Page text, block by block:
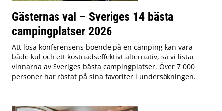
Gästernas val – Sveriges 14 bästa
campingplatser 2026
Att lösa konferensens boende på en camping kan vara
både kul och ett kostnadseffektivt alternativ, så vi listar
vinnarna av Sveriges bästa campingplatser. Över 7 000
personer har röstat på sina favoriter i undersökningen.